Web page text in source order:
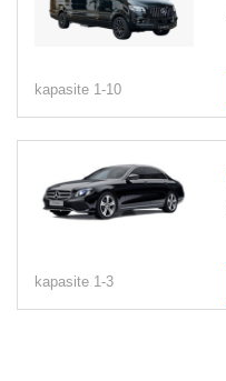
kapasite 1-10
kapasite 1-3